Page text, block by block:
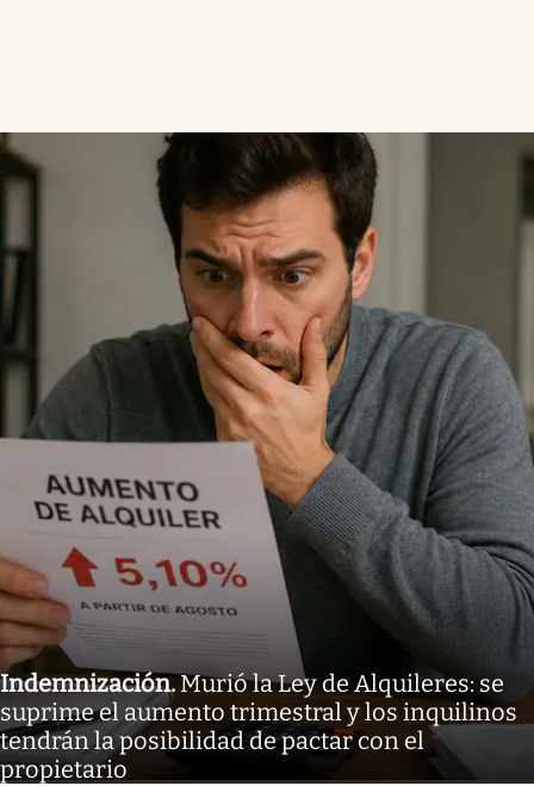
Indemnización.Murió la Ley de Alquileres: se
suprime el aumento trimestral y los inquilinos
tendrán la posibilidad de pactar con el
propietario